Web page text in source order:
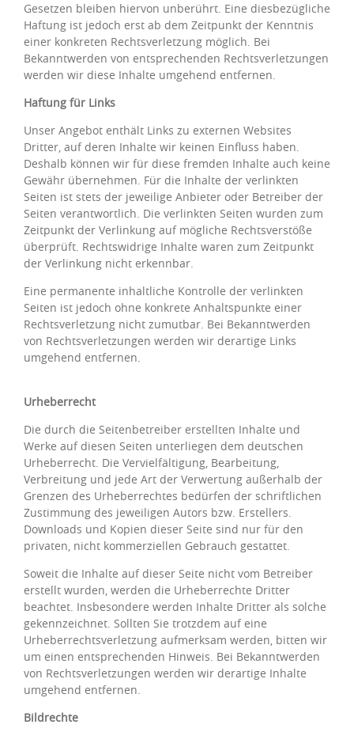
Gesetzen bleiben hiervon unberührt. Eine diesbezügliche
Haftung ist jedoch erst ab dem Zeitpunkt der Kenntnis
einer konkreten Rechtsverletzung möglich. Bei
Bekanntwerden von entsprechenden Rechtsverletzungen
werden wir diese Inhalte umgehend entfernen.
Haftung für Links
Unser Angebot enthält Links zu externen Websites
Dritter, auf deren Inhalte wir keinen Einfluss haben.
Deshalb können wir für diese fremden Inhalte auch keine
Gewähr übernehmen. Für die Inhalte der verlinkten
Seiten ist stets der jeweilige Anbieter oder Betreiber der
Seiten verantwortlich. Die verlinkten Seiten wurden zum
Zeitpunkt der Verlinkung auf mögliche Rechtsverstöße
überprüft. Rechtswidrige Inhalte waren zum Zeitpunkt
der Verlinkung nicht erkennbar.
Eine permanente inhaltliche Kontrolle der verlinkten
Seiten ist jedoch ohne konkrete Anhaltspunkte einer
Rechtsverletzung nicht zumutbar. Bei Bekanntwerden
von Rechtsverletzungen werden wir derartige Links
umgehend entfernen.
Urheberrecht
Die durch die Seitenbetreiber erstellten Inhalte und
Werke auf diesen Seiten unterliegen dem deutschen
Urheberrecht. Die Vervielfältigung, Bearbeitung,
Verbreitung und jede Art der Verwertung außerhalb der
Grenzen des Urheberrechtes bedürfen der schriftlichen
Zustimmung des jeweiligen Autors bzw. Erstellers.
Downloads und Kopien dieser Seite sind nur für den
privaten, nicht kommerziellen Gebrauch gestattet.
Soweit die Inhalte auf dieser Seite nicht vom Betreiber
erstellt wurden, werden die Urheberrechte Dritter
beachtet. Insbesondere werden Inhalte Dritter als solche
gekennzeichnet. Sollten Sie trotzdem auf eine
Urheberrechtsverletzung aufmerksam werden, bitten wir
um einen entsprechenden Hinweis. Bei Bekanntwerden
von Rechtsverletzungen werden wir derartige Inhalte
umgehend entfernen.
Bildrechte